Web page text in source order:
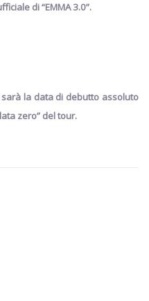
di“EMMA 3.0”.
la data di debutto assoluto
zero” del tour.